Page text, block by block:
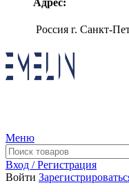
Адрес:
Россия г. Санкт-
Меню
Вход / Регистрация
Войти